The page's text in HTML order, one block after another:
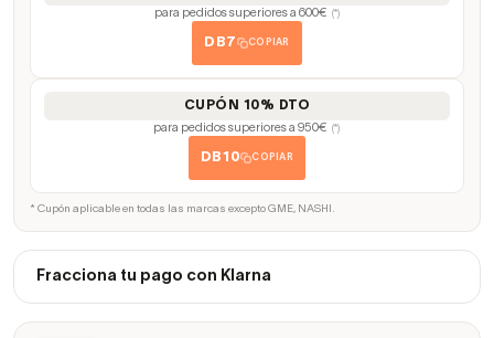
para pedidos superiores a 600€ (*)
DB7 COPIAR
CUPÓN 10% DTO
para pedidos superiores a 950€ (*)
DB10 COPIAR
* Cupón aplicable en todas las marcas excepto GME, NASHI.
Fracciona tu pago con Klarna